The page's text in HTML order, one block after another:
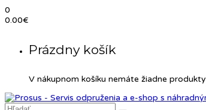
0
0.00€
Prázdny košík
V nákupnom košíku nemáte žiadne produkty